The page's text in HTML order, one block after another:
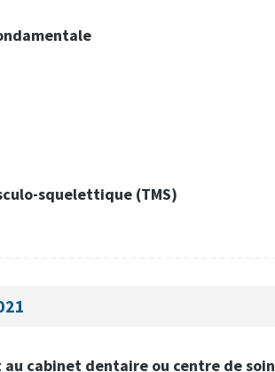
squelettique (TMS)
au cabinet dentaire ou centre de soin